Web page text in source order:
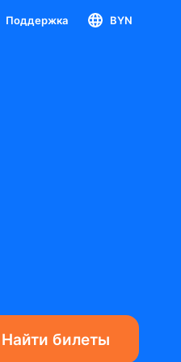
Поддержка BYN
Найти билеты